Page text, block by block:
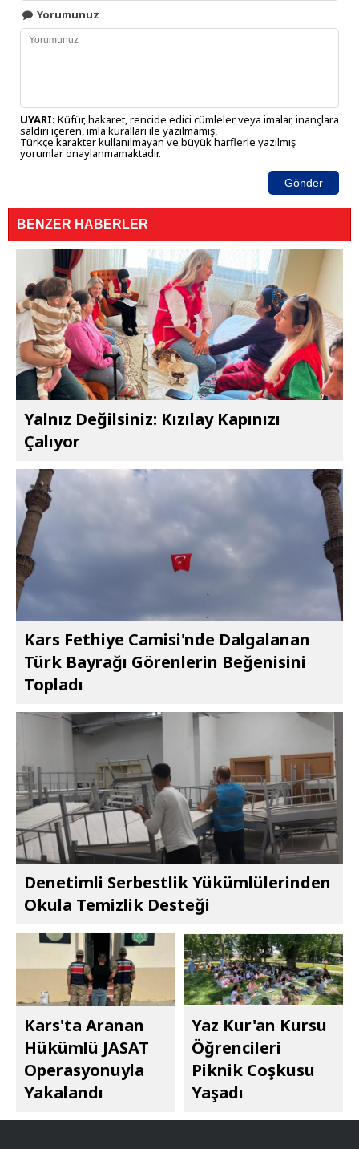
Yorumunuz
UYARI: Küfür, hakaret, rencide edici cümleler veya imalar, inançlara
saldırı içeren, imla kuralları ile yazılmamış,
Türkçe karakter kullanılmayan ve büyük harflerle yazılmış
yorumlar onaylanmamaktadır.
Gönder
BENZER HABERLER
Yalnız Değilsiniz: Kızılay Kapınızı
Çalıyor
Kars Fethiye Camisi'nde Dalgalanan
Türk Bayrağı Görenlerin Beğenisini
Topladı
Denetimli Serbestlik Yükümlülerinden
Okula Temizlik Desteği
Kars'ta Aranan
Hükümlü JASAT
Operasyonuyla
Yakalandı
Yaz Kur'an Kursu
Öğrencileri
Piknik Coşkusu
Yaşadı